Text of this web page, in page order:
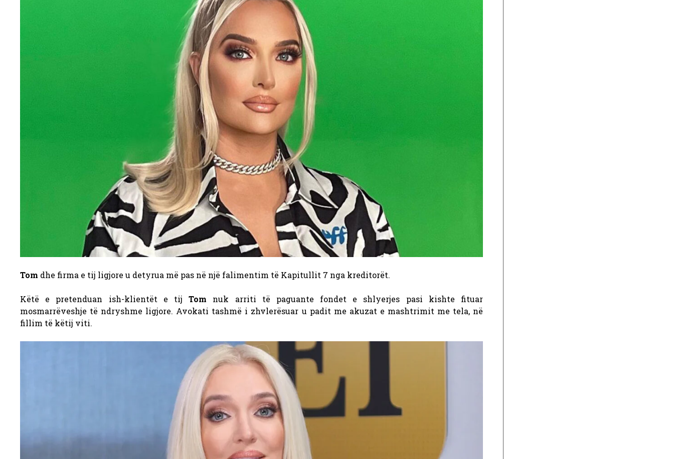
Tom dhe firma e tij ligjore u detyrua më pas në një falimentim të Kapitullit 7 nga kreditorët.
Këtë e pretenduan ish-klientët e tijTom nuk arriti të paguante fondet e shlyerjes pasi kishte fituar
mosmarrëveshje të ndryshme ligjore. Avokati tashmë i zhvlerësuar u padit me akuzat e mashtrimit me tela, në
fillim të këtij viti.